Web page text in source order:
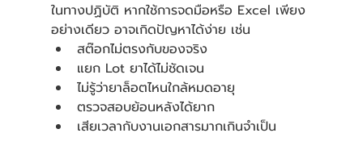
ในทางปฏิบัติ หากใช้การจดมือหรือ Excel เพียง
อย่างเดียว อาจเกิดปัญหาได้ง่าย เช่น
สต๊อกไม่ตรงกับของจริง
แยก Lot ยาได้ไม่ชัดเจน
ไม่รู้ว่ายาล็อตไหนใกล้หมดอายุ
ตรวจสอบย้อนหลังได้ยาก
เสียเวลากับงานเอกสารมากเกินจำเป็น